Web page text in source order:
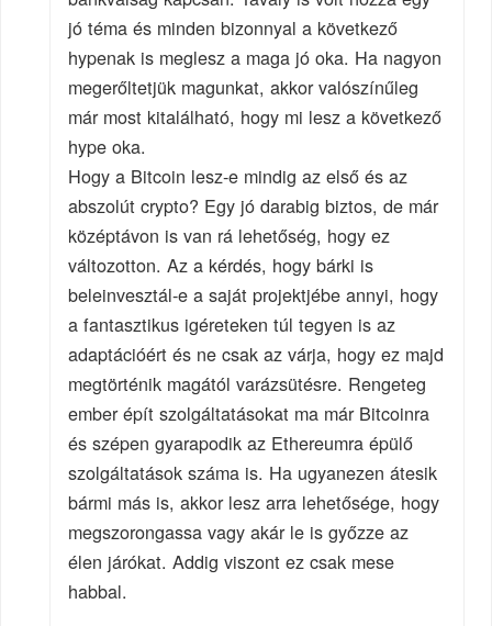
jó téma és minden bizonnyal a következő
hypenak is meglesz a maga jó oka. Ha nagyon
megerőltetjük magunkat, akkor valószínűleg
már most kitalálható, hogy mi lesz a következő
hype oka.
Hogy a Bitcoin lesz-e mindig az első és az
abszolút crypto? Egy jó darabig biztos, de már
középtávon is van rá lehetőség, hogy ez
változotton. Az a kérdés, hogy bárki is
beleinvesztál-e a saját projektjébe annyi, hogy
a fantasztikus igéreteken túl tegyen is az
adaptációért és ne csak az várja, hogy ez majd
megtörténik magától varázsütésre. Rengeteg
ember épít szolgáltatásokat ma már Bitcoinra
és szépen gyarapodik az Ethereumra épülő
szolgáltatások száma is. Ha ugyanezen átesik
bármi más is, akkor lesz arra lehetősége, hogy
megszorongassa vagy akár le is győzze az
élen járókat. Addig viszont ez csak mese
habbal.